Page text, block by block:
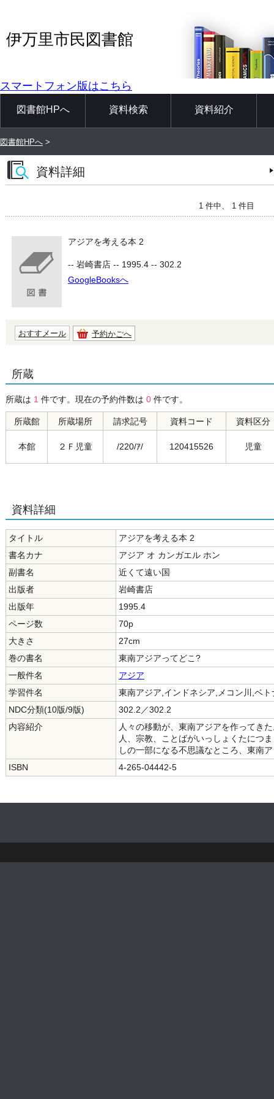
伊万里市民図書館
スマートフォン版はこちら
図書館HPへ 資料検索 資料紹介
図書館HPへ >
資料詳細
1 件中、 1 件目
アジアを考える本 2
-- 岩崎書店 -- 1995.4 -- 302.2
GoogleBooksへ
おすすメール 予約かごへ
所蔵
所蔵は 1 件です。現在の予約件数は 0 件です。
所蔵館 所蔵場所 請求記号 資料コード 資料区分
本館 ２Ｆ児童 /220/ｱ/ 120415526 児童
資料詳細
タイトル
アジアを考える本 2
書名カナ
アジア オ カンガエル ホン
副書名
近くて遠い国
出版者
岩崎書店
出版年
1995.4
ページ数
70p
大きさ
27cm
巻の書名
東南アジアってどこ?
一般件名
アジア
学習件名
東南アジア,インドネシア,メコン川,ベト
NDC分類(10版/9版)
302.2／302.2
内容紹介
人々の移動が、東南アジアを作ってき
人、宗教、ことばがいっしょくたにつ
しの一部になる不思議なところ、東南
ISBN
4-265-04442-5